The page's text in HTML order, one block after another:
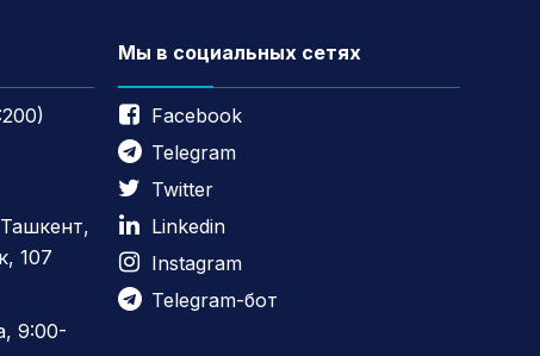
107
9:00-
Мы в социальных сетях
Facebook
Telegram
Twitter
Linkedin
Instagram
Telegram-бот